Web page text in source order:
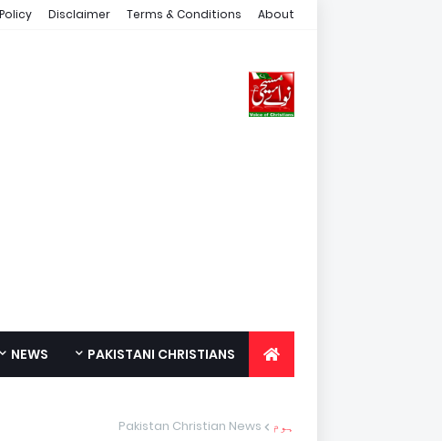
About
Terms & Conditions
Disclaimer
PAKISTANI CHRISTIANS
NEWS
ہوم Pakistan Christian News